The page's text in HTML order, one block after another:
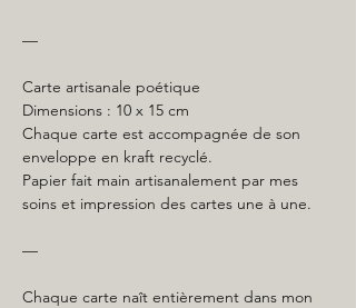
—
Carte artisanale poétique
Dimensions : 10 x 15 cm
Chaque carte est accompagnée de son
enveloppe en kraft recyclé.
Papier fait main artisanalement par mes
soins et impression des cartes une à une.
—
Chaque carte naît entièrement dans mon